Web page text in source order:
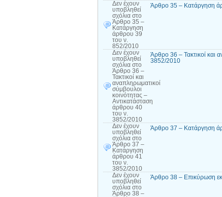
Δεν έχουν
υποβληθεί
σχόλια στο
Άρθρο 35 –
Κατάργηση
άρθρου 39
του ν.
852/2010
Άρθρο 35 – Κατάργηση
Δεν έχουν
υποβληθεί
σχόλια στο
Άρθρο 36 –
Τακτικοί και
αναπληρωματικοί
σύμβουλοι
κοινότητας –
Αντικατάσταση
άρθρου 40
του ν.
3852/2010
Άρθρο 36 – Τακτικοί και
3852/2010
Δεν έχουν
υποβληθεί
σχόλια στο
Άρθρο 37 –
Κατάργηση
άρθρου 41
του ν.
3852/2010
Άρθρο 37 – Κατάργηση
Δεν έχουν
υποβληθεί
σχόλια στο
Άρθρο 38 –
Άρθρο 38 – Επικύρωση